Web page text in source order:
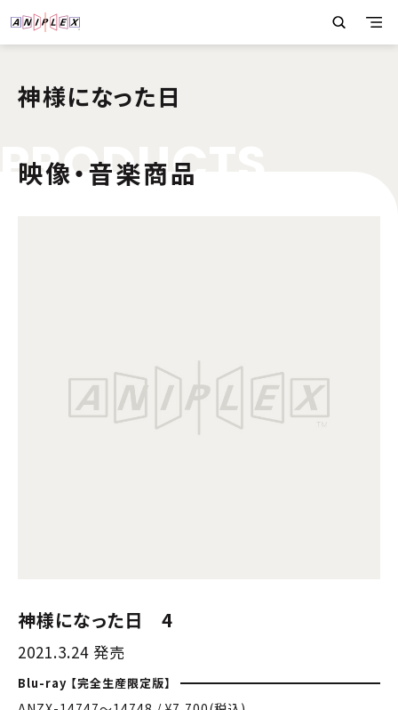
神様になった日
PRODUC
映像・音楽商品
神様になった日 4
2021.3.24 発売
Blu-ray 【完全生産限定版】